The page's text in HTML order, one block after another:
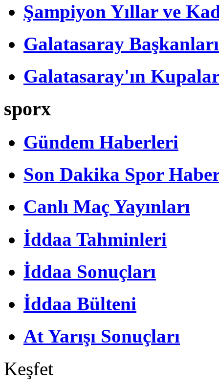
Şampiyon Yıllar ve
Galatasaray Başkanları
Galatasaray'ın
sporx
Gündem Haberleri
Son Dakika Spor
Canlı Maç Yayınları
İddaa Tahminleri
İddaa Sonuçları
İddaa Bülteni
At Yarışı Sonuçları
Keşfet